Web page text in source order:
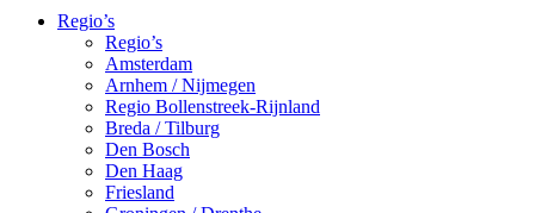
Regio’s
Regio’s
Amsterdam
Arnhem / Nijmegen
Regio Bollenstreek-Rijnland
Breda / Tilburg
Den Bosch
Den Haag
Friesland